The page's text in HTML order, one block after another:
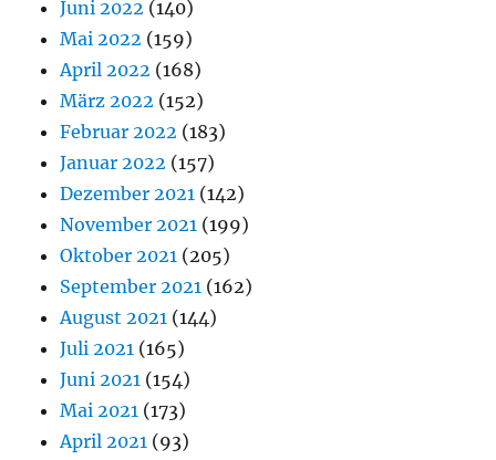
Juni 2022 (140)
Mai 2022 (159)
April 2022 (168)
März 2022 (152)
Februar 2022 (183)
Januar 2022 (157)
Dezember 2021 (142)
November 2021 (199)
Oktober 2021 (205)
September 2021 (162)
August 2021 (144)
Juli 2021 (165)
Juni 2021 (154)
Mai 2021 (173)
April 2021 (93)